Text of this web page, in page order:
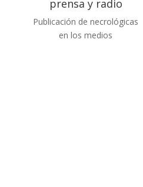
prensa y radio
Publicación de necrológicas
en los medios